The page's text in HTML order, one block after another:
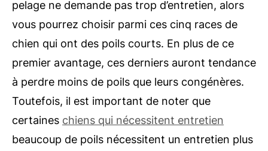
pelage ne demande pas trop d’entretien, alors
vous pourrez choisir parmi ces cinq races de
chien qui ont des poils courts. En plus de ce
premier avantage, ces derniers auront tendance
à perdre moins de poils que leurs congénères.
Toutefois, il est important de noter que
certaines chiens qui nécessitent entretien
beaucoup de poils nécessitent un entretien plus